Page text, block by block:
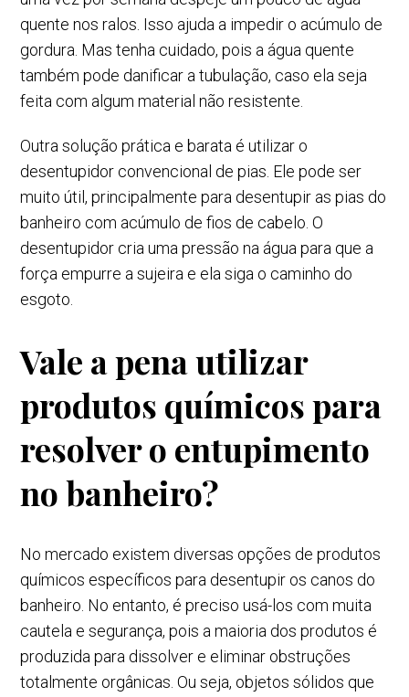
quente nos ralos. Isso ajuda a impedir o acúmulo de
gordura. Mas tenha cuidado, pois a água quente
também pode danificar a tubulação, caso ela seja
feita com algum material não resistente.
Outra solução prática e barata é utilizar o
desentupidor convencional de pias. Ele pode ser
muito útil, principalmente para desentupir as pias do
banheiro com acúmulo de fios de cabelo. O
desentupidor cria uma pressão na água para que a
força empurre a sujeira e ela siga o caminho do
esgoto.
Vale a pena utilizar
produtos químicos para
resolver o entupimento
no banheiro?
No mercado existem diversas opções de produtos
químicos específicos para desentupir os canos do
banheiro. No entanto, é preciso usá-los com muita
cautela e segurança, pois a maioria dos produtos é
produzida para dissolver e eliminar obstruções
totalmente orgânicas. Ou seja, objetos sólidos que